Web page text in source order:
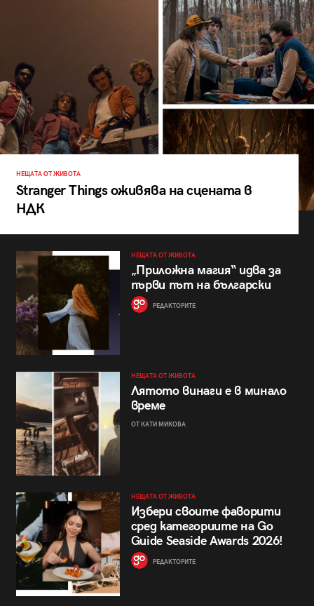
НЕЩАТА ОТ ЖИВОТА
Stranger Things оживява на сцената в
НДК
НЕЩАТА ОТ ЖИВОТА
„Приложна магия“ идва за
първи път на български
РЕДАКТОРИТЕ
НЕЩАТА ОТ ЖИВОТА
Лятото винаги е в минало
време
ОТ КАТИ МИКОВА
НЕЩАТА ОТ ЖИВОТА
Избери своите фаворити
сред категориите на Go
Guide Seaside Awards 2026!
РЕДАКТОРИТЕ